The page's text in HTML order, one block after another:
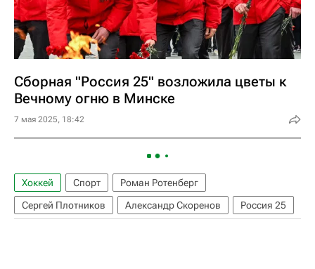
Сборная "Россия 25" возложила цветы к
Вечному огню в Минске
7 мая 2025, 18:42
Хоккей Спорт
Роман Ротенберг
Сергей Плотников
Александр Скоренов Россия 25